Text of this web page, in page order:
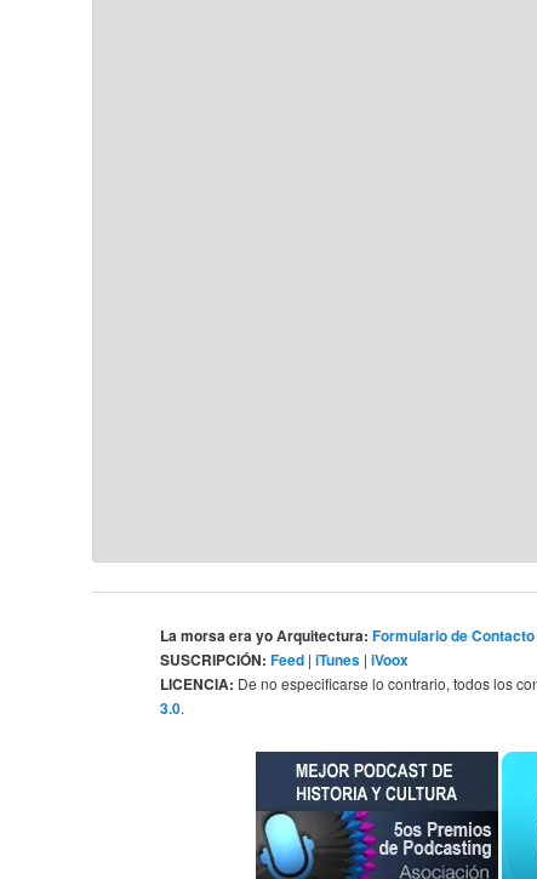
La morsa era yo Arquitectura: Formulario de Contacto
SUSCRIPCIÓN: Feed |iTunes |iVoox
LICENCIA: De no especificarse lo contrario, todos los
3.0.